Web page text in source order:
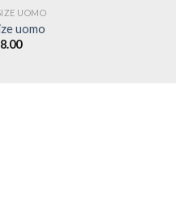
UOMO
uomo